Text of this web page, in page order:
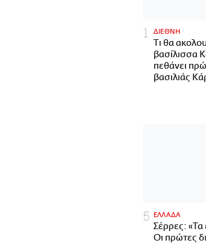
ΔΙΕΘΝΗ
Τι θα
βασίλισσα
πεθάνει
βασιλιάς
ΕΛΛΑΔΑ
Σέρρες: «Τα
Οι πρώτες